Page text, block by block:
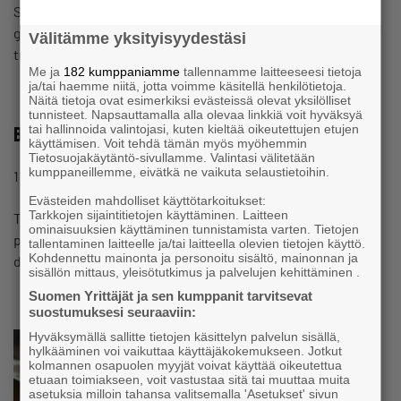
Suomen Yrittäjät, the Finnish SME association, proposes a
growth package of over 50 measures to put Finland on the
track…
Business policy and competition
11.6.2024 13:12 Page #BUSINESSPOLICY
The key goals of Suomen Yrittäjät in developing business
policy are: enterprise-friendlier business and regional
development policy at the local,…
Välitämme yksityisyydestäsi
Me ja 182 kumppaniamme tallennamme laitteeseesi tietoja
ja/tai haemme niitä, jotta voimme käsitellä henkilötietoja.
Näitä tietoja ovat esimerkiksi evästeissä olevat yksilölliset
tunnisteet. Napsauttamalla alla olevaa linkkiä voit hyväksyä
tai hallinnoida valintojasi, kuten kieltää oikeutettujen etujen
käyttämisen. Voit tehdä tämän myös myöhemmin
Tietosuojakäytäntö-sivullamme. Valintasi välitetään
kumppaneillemme, eivätkä ne vaikuta selaustietoihin.
Evästeiden mahdolliset käyttötarkoitukset:
Tarkkojen sijaintitietojen käyttäminen. Laitteen
ominaisuuksien käyttäminen tunnistamista varten. Tietojen
tallentaminen laitteelle ja/tai laitteella olevien tietojen käyttö.
Kohdennettu mainonta ja personoitu sisältö, mainonnan ja
sisällön mittaus, yleisötutkimus ja palvelujen kehittäminen .
Suomen Yrittäjät ja sen kumppanit tarvitsevat
suostumuksesi seuraaviin:
Hyväksymällä sallitte tietojen käsittelyn palvelun sisällä,
hylkääminen voi vaikuttaa käyttäjäkokemukseen. Jotkut
kolmannen osapuolen myyjät voivat käyttää oikeutettua
etuaan toimiakseen, voit vastustaa sitä tai muuttaa muita
asetuksia milloin tahansa valitsemalla 'Asetukset' sivun